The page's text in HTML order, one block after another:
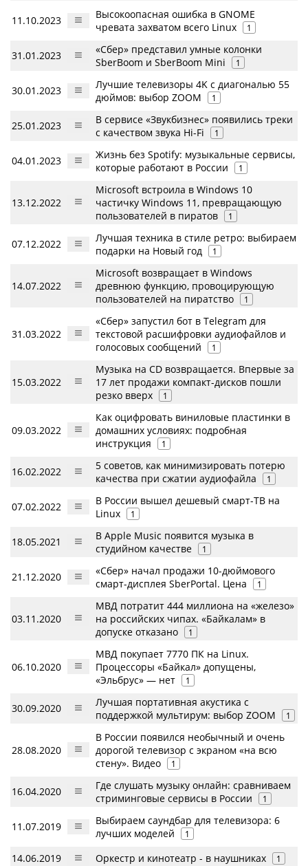
11.10.2023
Высокоопасная ошибка в GNOME
чревата захватом всего Linux
1
31.01.2023
«Сбер» представил умные колонки
SberBoom и SberBoom Mini
1
30.01.2023
Лучшие телевизоры 4K с диагональю 55
дюймов: выбор ZOOM
1
25.01.2023
В сервисе «Звукбизнес» появились треки
с качеством звука Hi-Fi
1
04.01.2023
Жизнь без Spotify: музыкальные сервисы,
которые работают в России
1
13.12.2022
Microsoft встроила в Windows 10
частичку Windows 11, превращающую
пользователей в пиратов
1
07.12.2022
Лучшая техника в стиле ретро: выбираем
подарки на Новый год
1
14.07.2022
Microsoft возвращает в Windows
древнюю функцию, провоцирующую
пользователей на пиратство
1
31.03.2022
«Сбер» запустил бот в Telegram для
текстовой расшифровки аудиофайлов и
голосовых сообщений
1
15.03.2022
Музыка на CD возвращается. Впервые за
17 лет продажи компакт-дисков пошли
резко вверх
1
09.03.2022
Как оцифровать виниловые пластинки в
домашних условиях: подробная
инструкция
1
16.02.2022
5 советов, как минимизировать потерю
качества при сжатии аудиофайла
1
07.02.2022
В России вышел дешевый смарт-ТВ на
Linux
1
18.05.2021
В Apple Music появится музыка в
студийном качестве
1
21.12.2020
«Сбер» начал продажи 10-дюймового
смарт-дисплея SberPortal. Цена
1
03.11.2020
МВД потратит 444 миллиона на «железо»
на российских чипах. «Байкалам» в
допуске отказано
1
06.10.2020
МВД покупает 7770 ПК на Linux.
Процессоры «Байкал» допущены,
«Эльбрус» — нет
1
30.09.2020
Лучшая портативная акустика с
поддержкой мультирум: выбор ZOOM
1
28.08.2020
В России появился необычный и очень
дорогой телевизор с экраном «на всю
стену». Видео
1
16.04.2020
Где слушать музыку онлайн: сравниваем
стриминговые сервисы в России
1
11.07.2019
Выбираем саундбар для телевизора: 6
лучших моделей
1
14.06.2019 Оркестр и кинотеатр - в наушниках 1